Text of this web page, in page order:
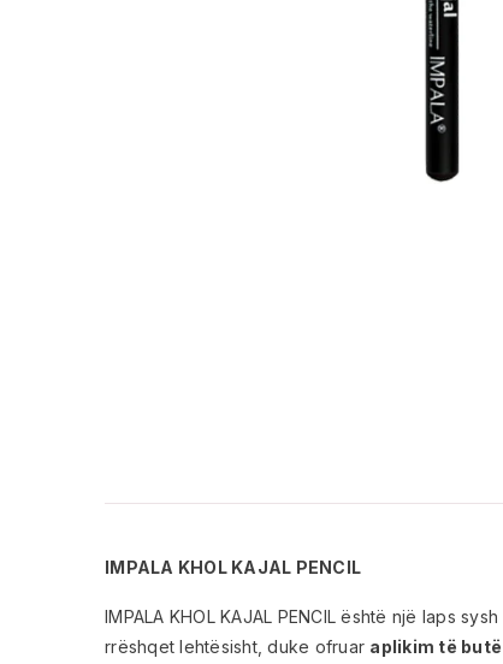
IMPALA KHOL KAJAL PENCIL
IMPALA KHOL KAJAL PENCIL është një laps sysh
rrëshqet lehtësisht, duke ofruar aplikim të butë